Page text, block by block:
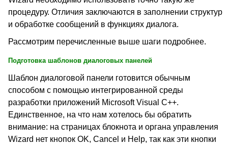
процедуру. Отличия заключаются в заполнении структур
и обработке сообщений в функциях диалога.
Рассмотрим перечисленные выше шаги подробнее.
Подготовка шаблонов диалоговых панелей
Шаблон диалоговой панели готовится обычным
способом с помощью интегрированной среды
разработки приложений Microsoft Visual C++.
Единственное, на что нам хотелось бы обратить
внимание: на страницах блокнота и органа управления
Wizard нет кнопок OK, Cancel и Help, так как эти кнопки